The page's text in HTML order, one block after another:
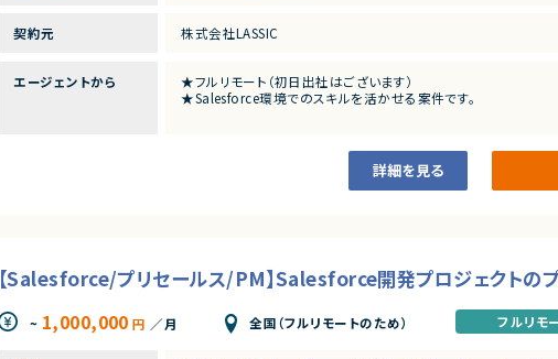
契約元 株式会社LASSIC
エージェントから
★フルリモート（初日出社はございます）
★Salesforce環境でのスキルを活かせる案件です。
詳細を見る
【Salesforce/プリセールス/PM】Salesforce開発プロジェクトの
~ 1,000,000 円 ／月 全国（フルリモートのため） フルリモ